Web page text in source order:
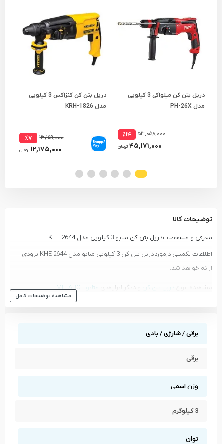
دریل بتن کن میلواکی 3 کیلویی
مدل PH-26X
۵۳,۰۵۸,۰۰۰ ٪۱۴
۴۵,۱۷۱,۰۰۰ تومان
دریل بتن کن کنزاکس 3 کیلویی
مدل KRH-1826
۱۳,۱۵۹,۰۰۰ ٪۷
۱۲,۱۷۵,۰۰۰ تومان
توضیحات کالا
معرفی و مشخصات دریل بتن کن متابو 3 کیلویی مدل KHE 2644
اطلاعات تکمیلی درمورد دریل بتن کن 3 کیلویی متابو مدل KHE 2644 بزودی
ارائه خواهد شد.
مشاهده انواع دریل بتن کن و دیگر ابزار های
متابو - METABO
مشاهده توضیحات کامل
برقی / شارژی / بادی
برقی
وزن اسمی
3 کیلوگرم
توان